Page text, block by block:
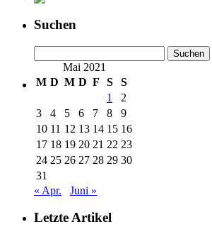
Suchen
nach: Mai 2021
M D M D F S
S
1
2
3
4 5 6 7 8
9
10 11 12 13 14 15 16
17 18 19 20 21 22 23
24 25 26 27 28 29 30
31
« Apr.
Juni »
Letzte Artikel